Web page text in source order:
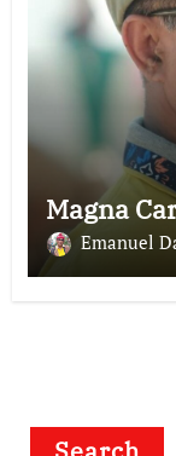
Magna
Emanuel